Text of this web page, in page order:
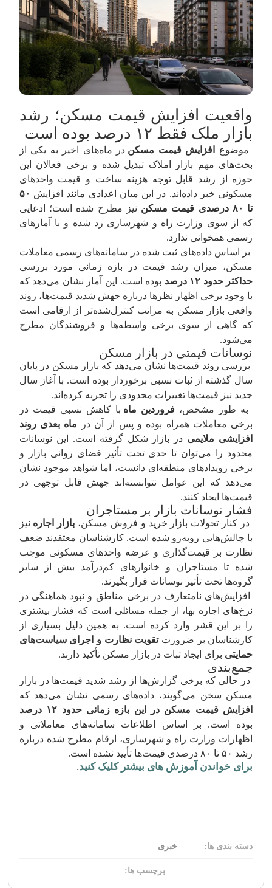
واقعیت افزایش قیمت مسکن؛ رشد
بازار ملک فقط ۱۲ درصد بوده است
موضوع افزایش قیمت مسکن در ماه‌های اخیر به یکی از
بحث‌های مهم بازار املاک تبدیل شده و برخی فعالان این
حوزه از رشد قابل توجه هزینه ساخت و قیمت واحدهای
مسکونی خبر داده‌اند. در این میان اعدادی مانند افزایش ۵۰
تا ۸۰ درصدی قیمت مسکن
نیز مطرح شده است؛ ادعایی
که از سوی وزارت راه و شهرسازی رد شده و با آمارهای
رسمی همخوانی ندارد.
بر اساس داده‌های ثبت شده در سامانه‌های رسمی معاملات
مسکن، میزان رشد قیمت در بازه زمانی مورد بررسی
حداکثر حدود ۱۲ درصد
بوده است. این آمار نشان می‌دهد که
با وجود برخی اظهار نظرها درباره جهش شدید قیمت‌ها، روند
واقعی بازار مسکن به مراتب کنترل‌شده‌تر از ارقامی است
که گاهی از سوی برخی واسطه‌ها و فروشندگان مطرح
می‌شود.
نوسانات قیمتی در بازار مسکن
بررسی روند قیمت‌ها نشان می‌دهد که بازار مسکن در پایان
سال گذشته از ثبات نسبی برخوردار بوده است. با آغاز سال
جدید نیز قیمت‌ها تغییرات محدودی را تجربه کرده‌اند.
به طور مشخص، فروردین ماه با کاهش نسبی قیمت در
برخی معاملات همراه بوده و پس از آن در ماه بعدی روند
افزایشی ملایمی در بازار شکل گرفته است. این نوسانات
محدود را می‌توان تا حدی تحت تأثیر فضای روانی بازار و
برخی رویدادهای منطقه‌ای دانست، اما شواهد موجود نشان
می‌دهد که این عوامل نتوانسته‌اند جهش قابل توجهی در
قیمت‌ها ایجاد کنند.
فشار نوسانات بازار بر مستاجران
در کنار تحولات بازار خرید و فروش مسکن،بازار اجاره نیز
با چالش‌هایی روبه‌رو شده است. کارشناسان معتقدند ضعف
نظارت بر قیمت‌گذاری و عرضه واحدهای مسکونی موجب
شده تا مستاجران و خانوارهای کم‌درآمد بیش از سایر
گروه‌ها تحت تأثیر نوسانات قرار بگیرند.
افزایش‌های نامتعارف در برخی مناطق و نبود هماهنگی در
نرخ‌های اجاره بها، از جمله مسائلی است که فشار بیشتری
را بر این قشر وارد کرده است. به همین دلیل بسیاری از
کارشناسان بر ضرورتتقویت نظارت و اجرای سیاست‌های
حمایتی برای ایجاد ثبات در بازار مسکن تأکید دارند.
جمع‌بندی
در حالی که برخی گزارش‌ها از رشد شدید قیمت‌ها در بازار
مسکن سخن می‌گویند، داده‌های رسمی نشان می‌دهد که
افزایش قیمت مسکن در این بازه زمانی حدود ۱۲ درصد
بوده است. بر اساس اطلاعات سامانه‌های معاملاتی و
اظهارات وزارت راه و شهرسازی، ارقام مطرح شده درباره
رشد ۵۰ تا ۸۰ درصدی قیمت‌ها تأیید نشده است.
برای خواندن آموزش های بیشتر کلیک کنید.
دسته بندی ها: خبری
برچسب ها: